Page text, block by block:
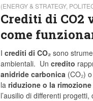
(ENERGY & STRATEGY,
Crediti di CO2
come
I crediti di CO₂sono
ambientali. Un credito
anidride carbonica (CO₂)
la riduzione o la rimozione
l’ausilio di differenti